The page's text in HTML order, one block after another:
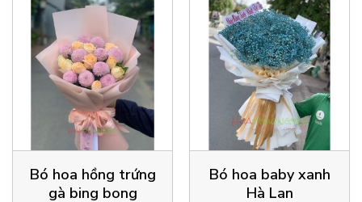
Bó hoa hồng trứng
gà bing bong
Bó hoa baby xanh
Hà Lan